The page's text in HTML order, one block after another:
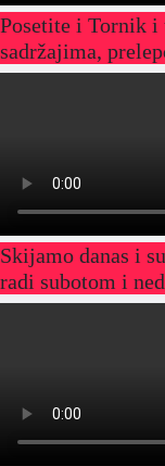
Posetite i Tornik i
sadržajima,
Skijamo danas i
radi subotom i